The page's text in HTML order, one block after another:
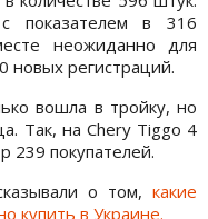
показателем в 316
неожиданно для
новых регистраций.
вошла в тройку, но
Так, на Chery Tiggo 4
239 покупателей.
о том, какие
купить в Украине.